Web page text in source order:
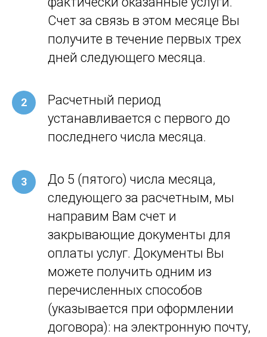
Счет за связь в этом месяце Вы
получите в течение первых трех
дней следующего месяца.
Расчетный период
устанавливается с первого до
последнего числа месяца.
До 5 (пятого) числа месяца,
следующего за расчетным, мы
направим Вам счет и
закрывающие документы для
оплаты услуг. Документы Вы
можете получить одним из
перечисленных способов
(указывается при оформлении
договора): на электронную почту,